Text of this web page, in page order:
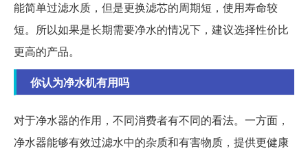
能简单过滤水质，但是更换滤芯的周期短，使用寿命较
短。所以如果是长期需要净水的情况下，建议选择性价比
更高的产品。
你认为净水机有用吗
对于净水器的作用，不同消费者有不同的看法。一方面，
净水器能够有效过滤水中的杂质和有害物质，提供更健康